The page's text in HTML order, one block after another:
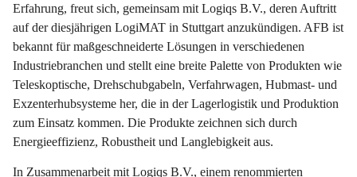
Erfahrung, freut sich, gemeinsam mit Logiqs B.V., deren Auftritt
auf der diesjährigen LogiMAT in Stuttgart anzukündigen. AFB ist
bekannt für maßgeschneiderte Lösungen in verschiedenen
Industriebranchen und stellt eine breite Palette von Produkten wie
Teleskoptische, Drehschubgabeln, Verfahrwagen, Hubmast- und
Exzenterhubsysteme her, die in der Lagerlogistik und Produktion
zum Einsatz kommen. Die Produkte zeichnen sich durch
Energieeffizienz, Robustheit und Langlebigkeit aus.
In Zusammenarbeit mit Logiqs B.V., einem renommierten